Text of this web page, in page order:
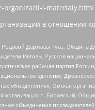
organizacii-i-materialy.html
в отношении
Державы Русь,
Иеговы, Русское
рабочая партия
единство,
объединениях, Омская
п. Боровский,
объединение